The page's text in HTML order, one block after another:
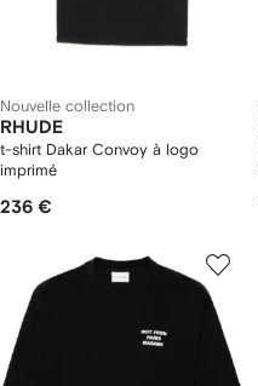
Nouvelle collection
RHUDE
t-shirt Dakar Convoy à logo
imprimé
236 €